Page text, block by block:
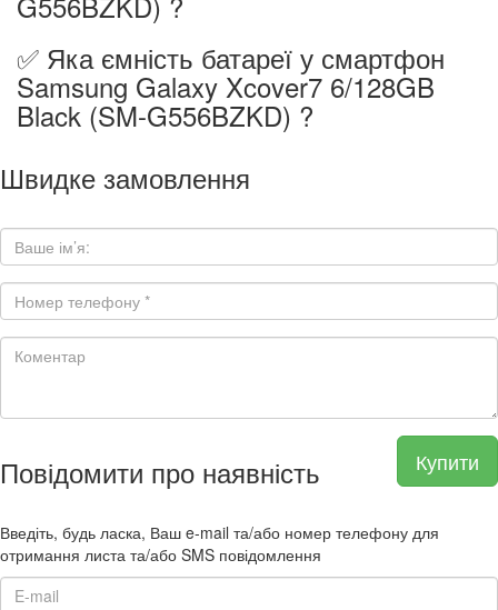
✅ Яка ємність батареї у смартфон
Samsung Galaxy Xcover7 6/128GB
Black (SM-G556BZKD) ?
Швидке замовлення
Купити
Повідомити про наявність
Введіть, будь ласка, Ваш e-mail та/або номер телефону для
отримання листа та/або SMS повідомлення